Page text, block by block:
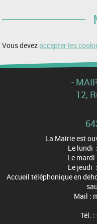
Vous devezaccepter les
-
12,
La Mairie est
Le lundi
Le mardi
Le jeudi
Accueil téléphonique en
Mail :
Tél.